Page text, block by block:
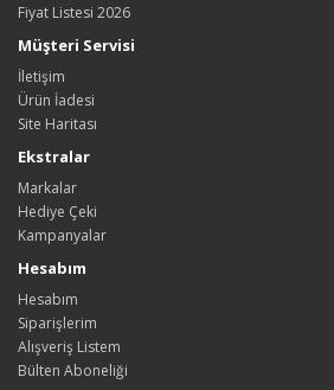
Fiyat Listesi 2026
Müşteri Servisi
İletişim
Ürün İadesi
Site Haritası
Ekstralar
Markalar
Hediye Çeki
Kampanyalar
Hesabım
Hesabım
Siparişlerim
Alışveriş Listem
Bülten Aboneliği